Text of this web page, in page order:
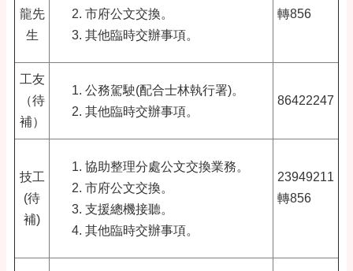
龍先
生
市府公文交換。
其他臨時交辦事項。
轉856
工友
（待
補）
公務駕駛(配合士林執行署)。
其他臨時交辦事項。
86422247
技工
(待
補)
協助整理分處公文交換業務。
市府公文交換。
支援總機接聽。
其他臨時交辦事項。
23949211
轉856